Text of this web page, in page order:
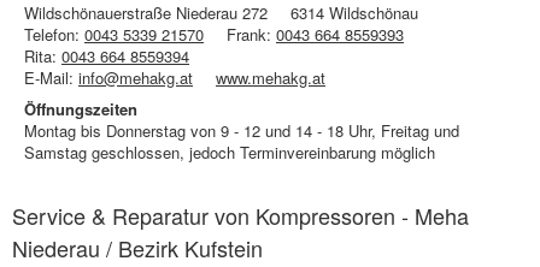
Wildschönauerstraße Niederau 272
6314 Wildschönau
Telefon: 0043 5339 21570 Frank: 0043 664 8559393
Rita: 0043 664 8559394
E-Mail: info@mehakg.at
www.mehakg.at
Öffnungszeiten
Montag bis Donnerstag von 9 - 12 und 14 - 18 Uhr, Freitag und
Samstag geschlossen, jedoch Terminvereinbarung möglich
Service & Reparatur von Kompressoren - Meha
Niederau / Bezirk Kufstein